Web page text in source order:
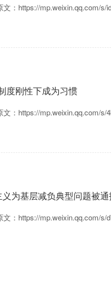
文：https://mp.weixin.qq.com/s/
度刚性下成为习惯
文：https://mp.weixin.qq.com/
为基层减负典型问题被通
文：https://mp.weixin.qq.com/s/